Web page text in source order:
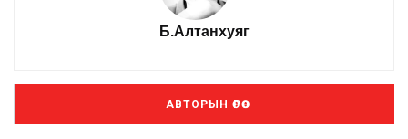
Б.Алтанхуяг
АВТОРЫН ӨРӨӨ